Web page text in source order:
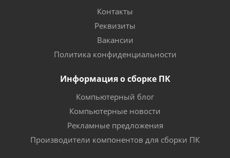
Контакты
Реквизиты
Вакансии
Политика конфиденциальности
Информация о сборке ПК
Компьютерный блог
Компьютерные новости
Рекламные предложения
Производители компонентов для сборки ПК